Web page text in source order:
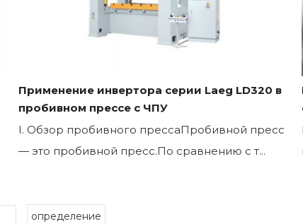
Применение инвертора серии Laeg LD320 в
пробивном прессе с ЧПУ
I. Обзор пробивного прессаПробивной пресс
— это пробивной пресс.По сравнению с т...
определение